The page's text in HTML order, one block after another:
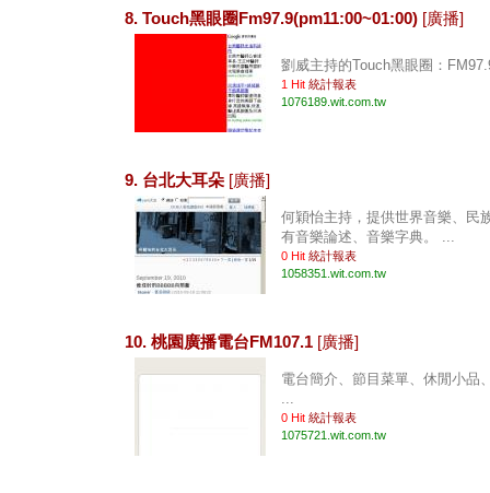
8. Touch黑眼圈Fm97.9(pm11:00~01:00) [廣播]
劉威主持的Touch黑眼圈：
1 Hit 統計報表
1076189.wit.com.tw
9. 台北大耳朵 [廣播]
何穎怡主持，提供世界音樂、民
有音樂論述、音樂字典。 ...
0 Hit 統計報表
1058351.wit.com.tw
10. 桃園廣播電台FM107.1 [廣播]
電台簡介、節目菜單、休閒小品
...
0 Hit 統計報表
1075721.wit.com.tw